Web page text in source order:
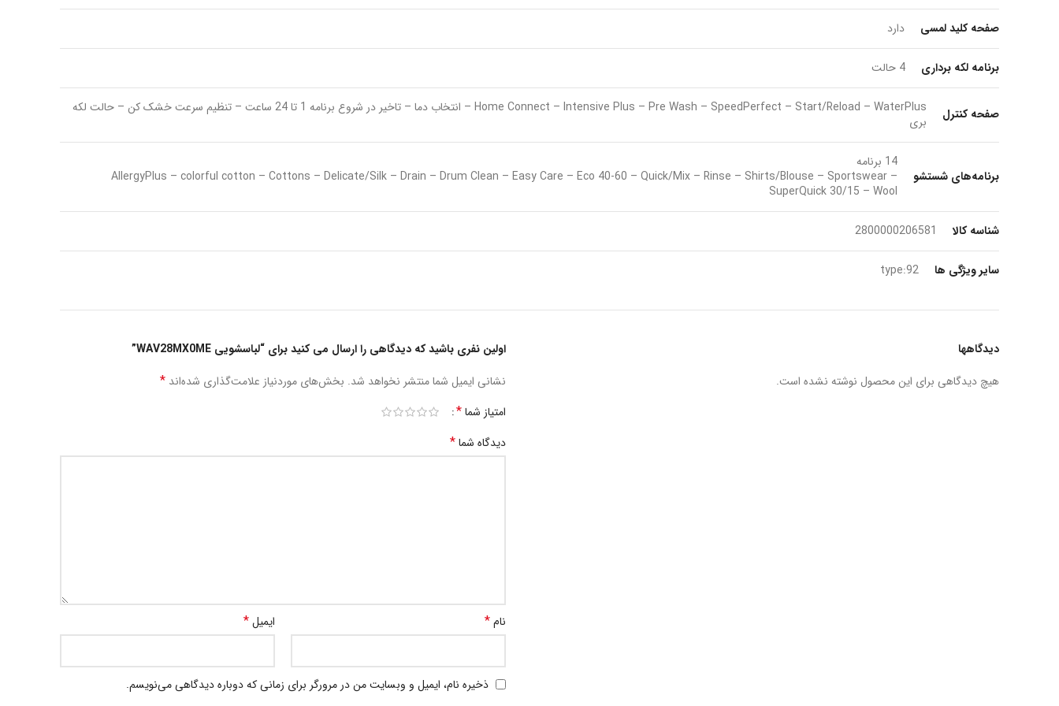
صفحه کلید لمسی دارد
برنامه لکه برداری 4 حالت
صفحه کنترل
Home Connect – Intensive Plus – Pre Wash – SpeedPerfect – Start/Reload – WaterPlus – انتخاب دما – تاخير در شروع برنامه 1 تا 24 ساعت – تنظیم سرعت خشک کن – حالت لکه
بری
برنامه‌های شستشو
14 برنامه
AllergyPlus – colorful cotton – Cottons – Delicate/Silk – Drain – Drum Clean – Easy Care – Eco 40-60 – Quick/Mix – Rinse – Shirts/Blouse – Sportswear –
SuperQuick 30/15 – Wool
شناسه کالا 2800000206581
سایر ویژگی ها type:92
دیدگاهها
هیچ دیدگاهی برای این محصول نوشته نشده است.
اولین نفری باشید که دیدگاهی را ارسال می کنید برای “لباسشویی WAV28MX0ME”
نشانی ایمیل شما منتشر نخواهد شد. بخش‌های موردنیاز علامت‌گذاری شده‌اند *
امتیاز شما*
دیدگاه شما*
نام* ایمیل*
ذخیره نام، ایمیل و وبسایت من در مرورگر برای زمانی که دوباره دیدگاهی می‌نویسم.